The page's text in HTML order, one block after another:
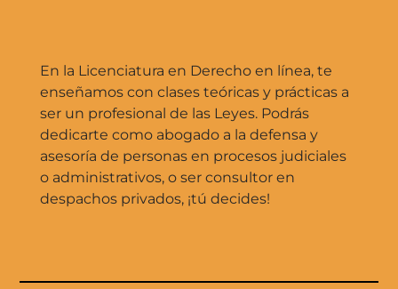
En la Licenciatura en Derecho en línea, te
enseñamos con clases teóricas y prácticas a
ser un profesional de las Leyes. Podrás
dedicarte como abogado a la defensa y
asesoría de personas en procesos judiciales
o administrativos, o ser consultor en
despachos privados, ¡tú decides!